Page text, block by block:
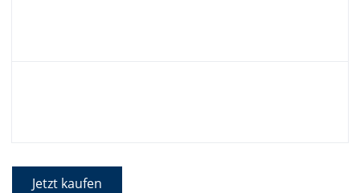
Jetzt kaufen